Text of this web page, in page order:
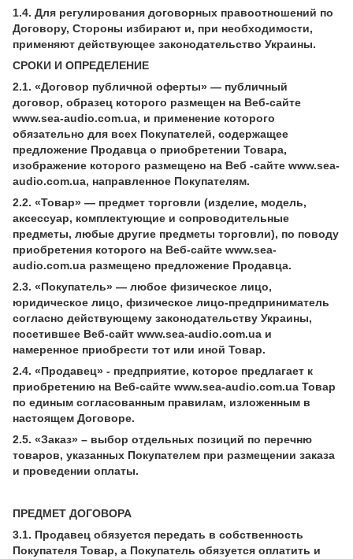
1.4. Для регулирования договорных правоотношений по
Договору, Стороны избирают и, при необходимости,
применяют действующее законодательство Украины.
СРОКИ И ОПРЕДЕЛЕНИЕ
2.1. «Договор публичной оферты» — публичный
договор, образец которого размещен на Веб-сайте
www.sea-audio.com.ua, и применение которого
обязательно для всех Покупателей, содержащее
предложение Продавца о приобретении Товара,
изображение которого размещено на Веб -сайте www.sea-
audio.com.ua, направленное Покупателям.
2.2. «Товар» — предмет торговли (изделие, модель,
аксессуар, комплектующие и сопроводительные
предметы, любые другие предметы торговли), по поводу
приобретения которого на Веб-сайте www.sea-
audio.com.ua размещено предложение Продавца.
2.3. «Покупатель» — любое физическое лицо,
юридическое лицо, физическое лицо-предприниматель
согласно действующему законодательству Украины,
посетившее Веб-сайт www.sea-audio.com.ua и
намеренное приобрести тот или иной Товар.
2.4. «Продавец» - предприятие, которое предлагает к
приобретению на Веб-сайте www.sea-audio.com.ua Товар
по единым согласованным правилам, изложенным в
настоящем Договоре.
2.5. «Заказ» – выбор отдельных позиций по перечню
товаров, указанных Покупателем при размещении заказа
и проведении оплаты.
ПРЕДМЕТ ДОГОВОРА
3.1. Продавец обязуется передать в собственность
Покупателя Товар, а Покупатель обязуется оплатить и